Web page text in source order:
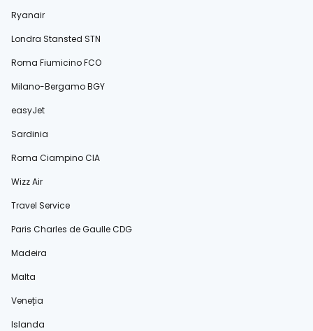
Ryanair
Londra Stansted STN
Roma Fiumicino FCO
Milano-Bergamo BGY
easyJet
Sardinia
Roma Ciampino CIA
Wizz Air
Travel Service
Paris Charles de Gaulle CDG
Madeira
Malta
Veneția
Islanda